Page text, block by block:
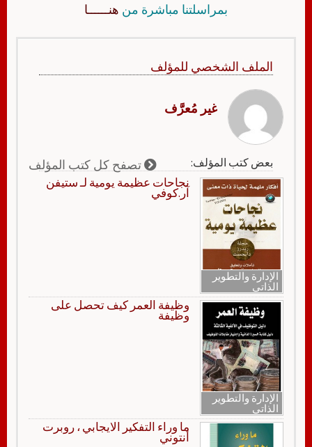
بمراسلتنا مباشرة من هنــــــا
الملف الشخصي للمؤلف
غير مُعرَّف
بعض كتب المؤلف: تصفح كل كتب المؤلف
الإدارة والتطوير
الذاتي
نجاحات عظيمة يومية لـ ستيفن
آر.كوفي
الإدارة والتطوير
الذاتي
وظيفة العمر كيف تحصل على
وظيفة
ما وراء التفكير الايجابي ، روبرت
أنتوني